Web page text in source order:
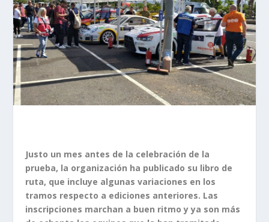
Justo un mes antes de la celebración de la
prueba, la organización ha publicado su libro de
ruta, que incluye algunas variaciones en los
tramos respecto a ediciones anteriores. Las
inscripciones marchan a buen ritmo y ya son más